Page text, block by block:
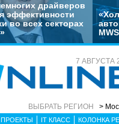
драйверов
эффективности
во всех секторах
7 АВГУСТА
ВЫБРАТЬ РЕГИОН >
ПРОЕКТЫ IT КЛАСС КОЛОНКА